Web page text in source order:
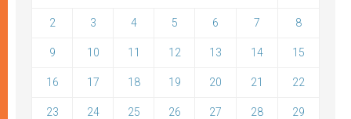
2 3 4 5 6 7 8
9 10 11 12 13 14 15
16 17 18 19 20 21 22
23 24 25 26 27 28 29